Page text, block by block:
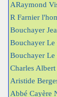
ARaymond
R Farnier
Bouchayer
Bouchayer Le
Bouchayer Le
Charles
Aristide
Abbé Cayère